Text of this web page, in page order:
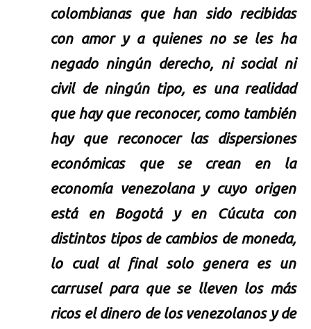
colombianas que han sido recibidas
con amor y a quienes no se les ha
negado ningún derecho, ni social ni
civil de ningún tipo, es una realidad
que hay que reconocer, como también
hay que reconocer las dispersiones
económicas que se crean en la
economía venezolana y cuyo origen
está en Bogotá y en Cúcuta con
distintos tipos de cambios de moneda,
lo cual al final solo genera es un
carrusel para que se lleven los más
ricos el dinero de los venezolanos y de